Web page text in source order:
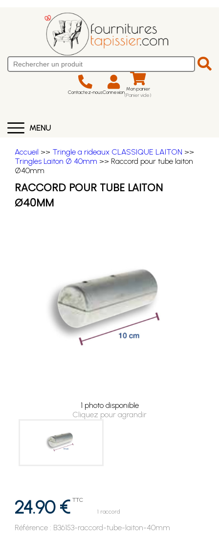
Contactez-nousConnexion Mon panier
(Panier vide)
MENU
Accueil >> Tringle a rideaux CLASSIQUE LAITON >>
Tringles Laiton Ø 40mm >> Raccord pour tube laiton
Ø40mm
RACCORD POUR TUBE LAITON
Ø40MM
1 photo disponible
Cliquez pour agrandir
24.90 € TTC
1 raccord
Référence : B36153-raccord-tube-laiton-40mm